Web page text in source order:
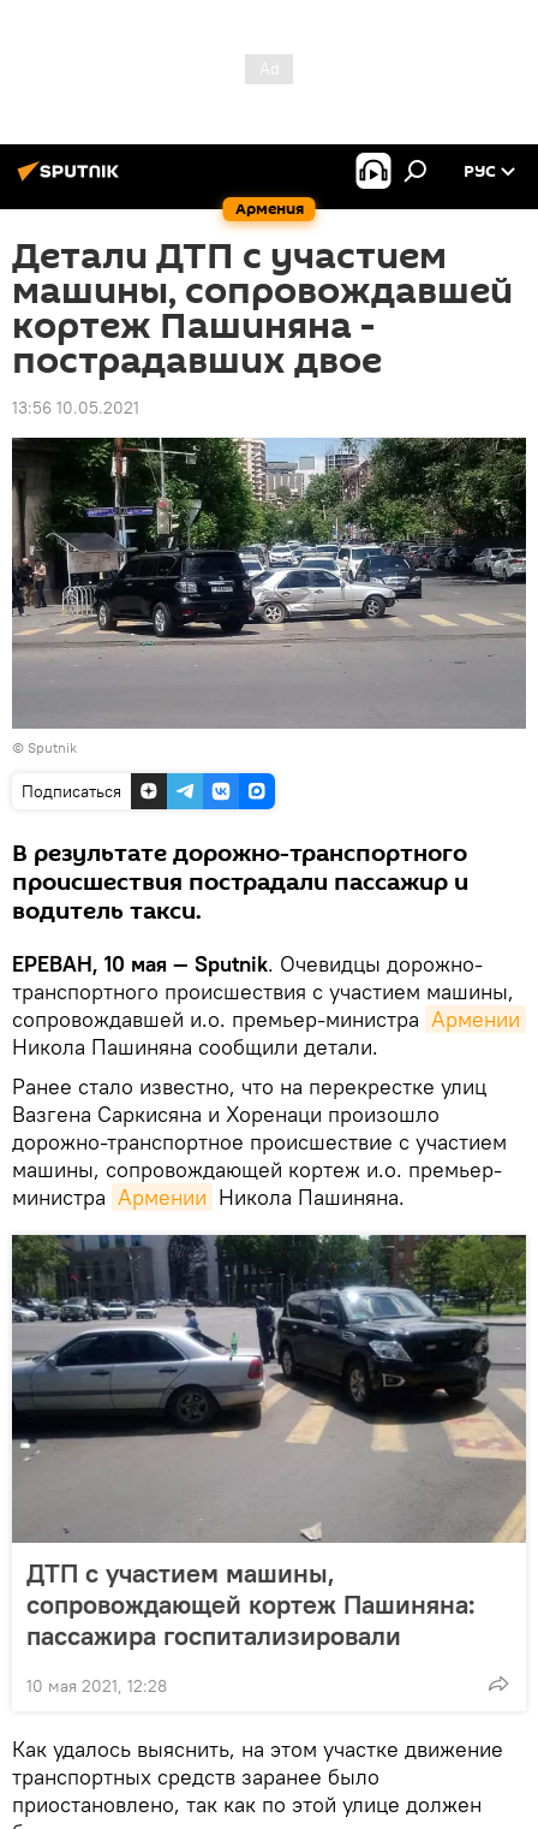
Армения
РУС
Детали ДТП с участием
машины, сопровождавшей
кортеж Пашиняна -
пострадавших двое
13:56 10.05.2021
© Sputnik
Подписаться
В результате дорожно-транспортного
происшествия пострадали пассажир и
водитель такси.
ЕРЕВАН, 10 мая — Sputnik. Очевидцы дорожно-
транспортного происшествия с участием машины,
сопровождавшей и.о. премьер-министра Армении
Никола Пашиняна сообщили детали.
Ранее стало известно, что на перекрестке улиц
Вазгена Саркисяна и Хоренаци произошло
дорожно-транспортное происшествие с участием
машины, сопровождающей кортеж и.о. премьер-
министра Армении Никола Пашиняна.
ДТП с участием машины,
сопровождающей кортеж Пашиняна:
пассажира госпитализировали
10 мая 2021, 12:28
Как удалось выяснить, на этом участке движение
транспортных средств заранее было
приостановлено, так как по этой улице должен